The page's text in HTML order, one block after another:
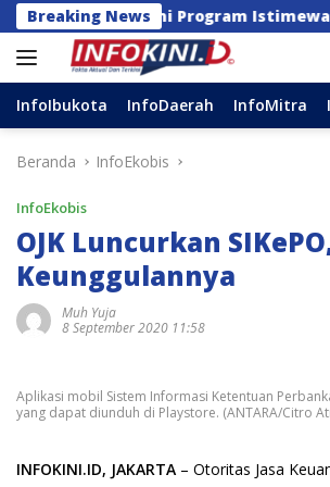
Langsung
ke
konten
Breaking News
Ini Program Istimewa
InfoIbukota InfoDaerah InfoMitra
Beranda InfoEkobis
InfoEkobis
OJK Luncurkan
Keunggulannya
Muh Yuja
8 September 2020 11:58
Aplikasi mobil Sistem Informasi Ketentuan
yang dapat diunduh di Playstore. (ANTARA/Citro
INFOKINI.ID, JAKARTA – Otoritas Jasa